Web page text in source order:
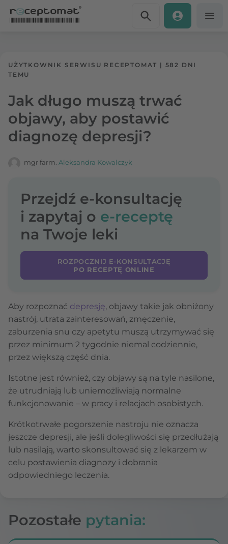
UŻYTKOWNIK SERWISU RECEPTOMAT | 582 DNI
TEMU
Jak długo muszą trwać
objawy, aby postawić
diagnozę depresji?
mgr farm. Aleksandra Kowalczyk
Przejdź e-konsultację
i zapytaj o e-receptę
na Twoje leki
ROZPOCZNIJ E-KONSULTACJĘ
PO RECEPTĘ ONLINE
Aby rozpoznać depresję, objawy takie jak obniżony
nastrój, utrata zainteresowań, zmęczenie,
zaburzenia snu czy apetytu muszą utrzymywać się
przez minimum 2 tygodnie niemal codziennie,
przez większą część dnia.
Istotne jest również, czy objawy są na tyle nasilone,
że utrudniają lub uniemożliwiają normalne
funkcjonowanie – w pracy i relacjach osobistych.
Krótkotrwałe pogorszenie nastroju nie oznacza
jeszcze depresji, ale jeśli dolegliwości się przedłużają
lub nasilają, warto skonsultować się z lekarzem w
celu postawienia diagnozy i dobrania
odpowiedniego leczenia.
Pozostałe pytania: